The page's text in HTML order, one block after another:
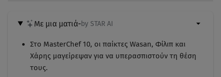
Με μια ματιά-by STAR AI
Στο MasterChef 10, οι παίκτες Wasan, Φίλιπ και
Χάρης μαγείρεψαν για να υπερασπιστούν τη θέση
τους.